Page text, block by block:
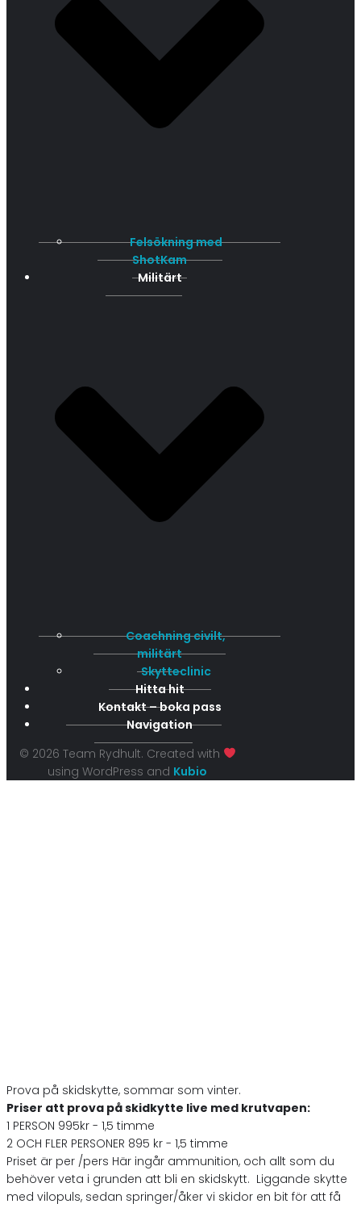
Felsökning med
ShotKam
Militärt
Coachning civilt,
militärt
Skytteclinic
Hitta hit
Kontakt – boka pass
Navigation
© 2026 Team Rydhult. Created with
using WordPress and Kubio
Prova på skidskytte, sommar som vinter.
Priser att prova på skidkytte live med krutvapen:
1 PERSON 995kr - 1,5 timme
2 OCH FLER PERSONER 895 kr - 1,5 timme
Priset är per /pers Här ingår ammunition, och allt som du
behöver veta i grunden att bli en skidskytt. Liggande skytte
med vilopuls, sedan springer/åker vi skidor en bit för att få